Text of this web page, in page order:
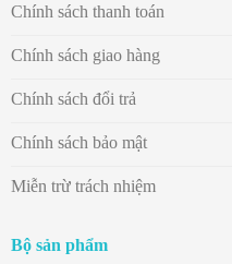
Chính sách thanh toán
Chính sách giao hàng
Chính sách đổi trả
Chính sách bảo mật
Miễn trừ trách nhiệm
Bộ sản phẩm